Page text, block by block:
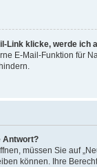
Link klicke, werde ich
E-Mail-Funktion für
Antwort?
müssen Sie auf
können. Ihre